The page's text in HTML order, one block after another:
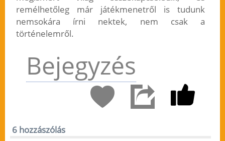
remélhetőleg már játékmenetről is tudunk
nemsokára írni nektek, nem csak a
történelemről.
Bejegyzés
6 hozzászólás